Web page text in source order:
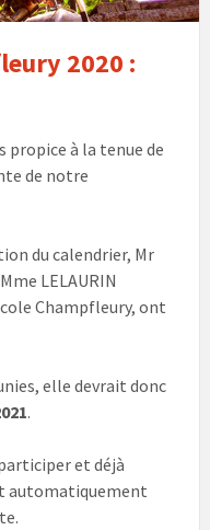
2020 :
propice à la tenue de
de notre
du calendrier, Mr
LELAURIN
Champfleury, ont
elle devrait donc
.
et déjà
automatiquement